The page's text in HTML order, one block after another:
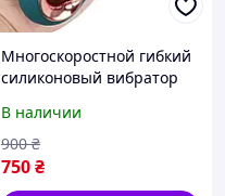
Многоскоростной гибкий
силиконовый вибратор
цвета
В наличии
750₴
900 ₴